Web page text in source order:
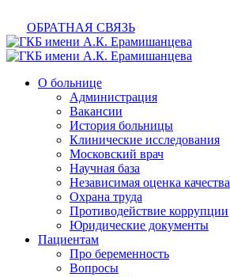
ОБРАТНАЯ СВЯЗЬ
О больнице
Администрация
Вакансии
История больницы
Клинические исследования
Московский врач
Научная база
Независимая оценка качества
Охрана труда
Противодействие коррупции
Юридические документы
Пациентам
Про беременность
Вопросы